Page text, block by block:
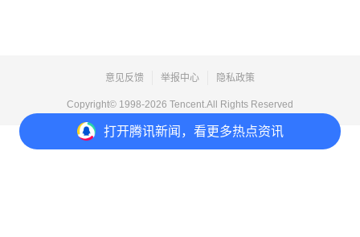
打开腾讯新闻，看更多热点资讯
意见反馈 举报中心 隐私政策
Copyright© 1998-2026 Tencent.All Rights Reserved